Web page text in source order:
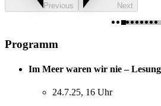
Previous Next
Programm
Im Meer waren wir nie –
24.7.25, 16 Uhr